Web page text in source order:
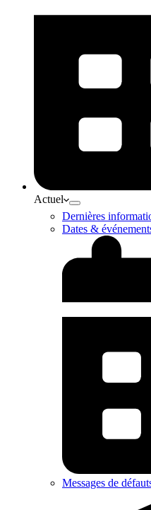
Actuel
Dernières
Dates &
Messages de